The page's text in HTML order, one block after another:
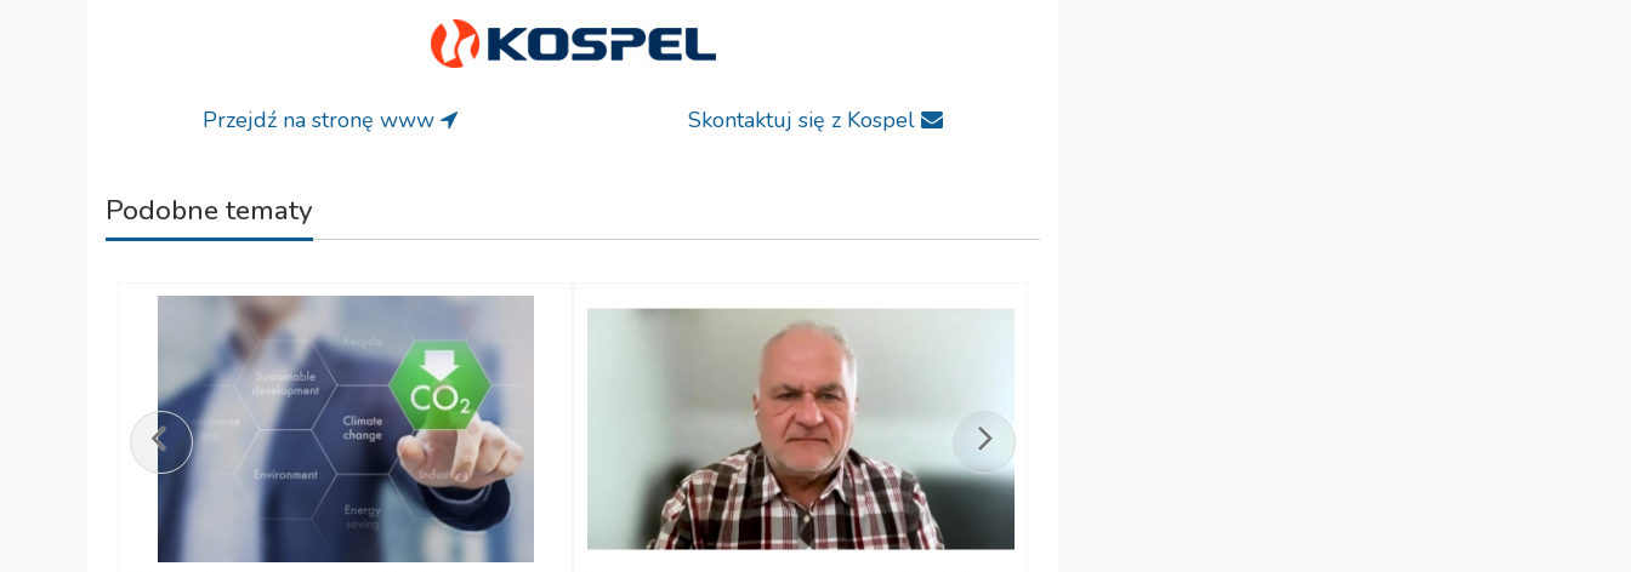
Przejdź na stronę www Skontaktuj się z Kospel
Podobne tematy